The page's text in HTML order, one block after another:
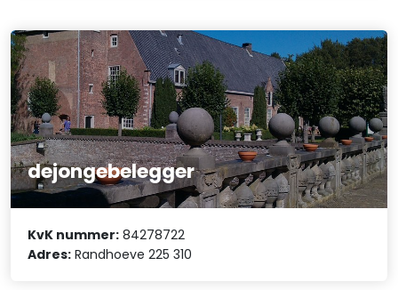
dejongebelegger
KvK nummer: 84278722
Adres: Randhoeve 225 310